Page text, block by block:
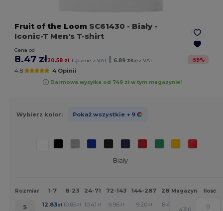
Fruit of the Loom SC61430 - Biały-
Iconic-T Men's T-shirt
Cena od
8.47 zł20.58 zł Łącznie z VAT | 6.89 złbez VAT -59%
4.8 4 Opinii
Darmowa wysyłka od 749 zł w tym magazynie!
Wybierz kolor: Pokaż wszystkie + 9
Biały
Rozmiar 1-7 8-23 24-71 72-143 144-287 288 + Więcej
Magazyn Ilość
S 12.83zł 10.85zł 10.41 zł 9.96zł 9.20zł 8.47 +
4310